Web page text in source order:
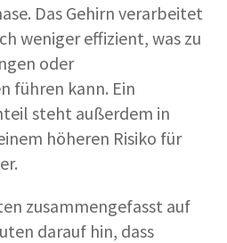
Das Gehirn verarbeitet
weniger effizient, was zu
oder
führen kann. Ein
steht außerdem in
höheren Risiko für
zusammengefasst auf
darauf hin, dass